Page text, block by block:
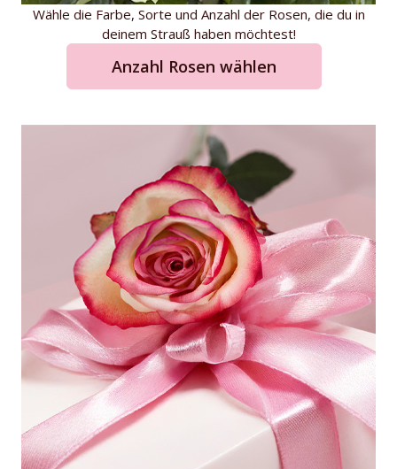
Wähle die Farbe, Sorte und Anzahl der Rosen, die du in
deinem Strauß haben möchtest!
Anzahl Rosen wählen